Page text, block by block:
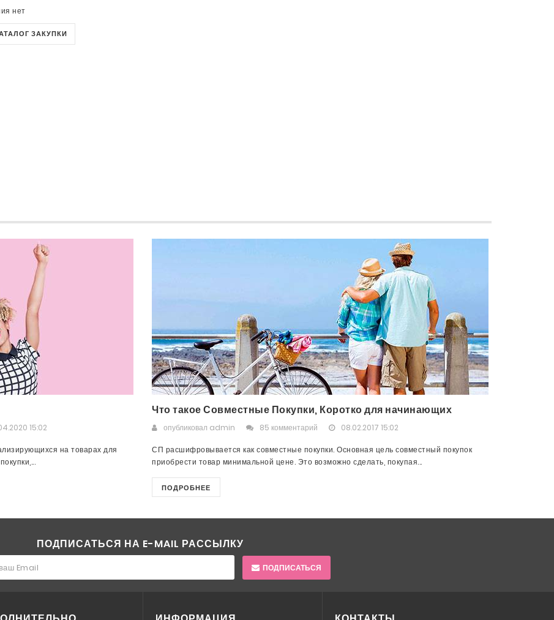
нет
ЗАКУПКИ
15:02
на товарах для
Что такое Совместные Покупки, Коротко для начинающих
опубликовал admin 85 комментарий 08.02.2017 15:02
СП расшифровывается как совместные покупки. Основная цель совместный покупок
приобрести товар минимальной цене. Это возможно сделать, покупая...
ПОДРОБНЕЕ
ПОДПИСАТЬСЯ НА E-MAIL РАССЫЛКУ
ПОДПИСАТЬСЯ